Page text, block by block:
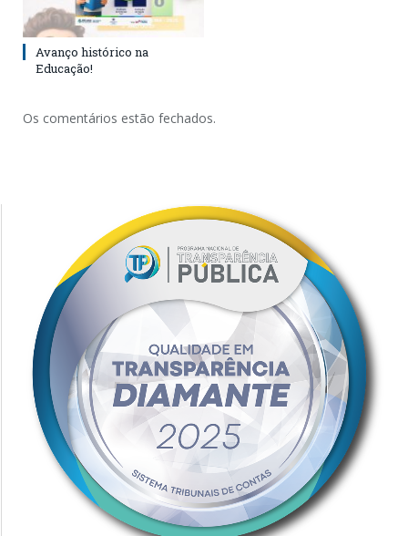
Avanço histórico na
Educação!
Os comentários estão fechados.